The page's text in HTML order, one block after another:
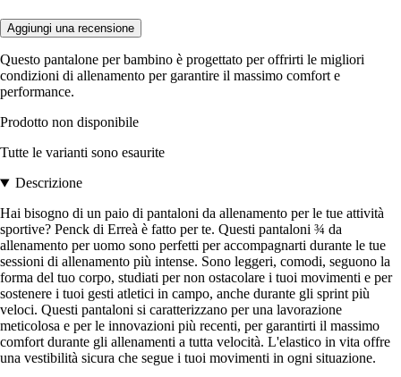
Aggiungi una recensione
Questo pantalone per bambino è progettato per offrirti le migliori
condizioni di allenamento per garantire il massimo comfort e
performance.
Prodotto non disponibile
Tutte le varianti sono esaurite
Descrizione
Hai bisogno di un paio di pantaloni da allenamento per le tue attività
sportive? Penck di Erreà è fatto per te. Questi pantaloni ¾ da
allenamento per uomo sono perfetti per accompagnarti durante le tue
sessioni di allenamento più intense. Sono leggeri, comodi, seguono la
forma del tuo corpo, studiati per non ostacolare i tuoi movimenti e per
sostenere i tuoi gesti atletici in campo, anche durante gli sprint più
veloci. Questi pantaloni si caratterizzano per una lavorazione
meticolosa e per le innovazioni più recenti, per garantirti il massimo
comfort durante gli allenamenti a tutta velocità. L'elastico in vita offre
una vestibilità sicura che segue i tuoi movimenti in ogni situazione.